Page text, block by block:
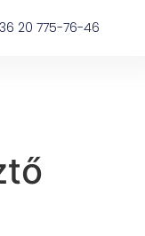
20 775-76-46